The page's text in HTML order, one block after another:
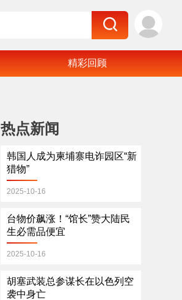
精彩回顾
热点新闻
韩国人成为柬埔寨电诈园区“新
猎物”
2025-10-16
台物价飙涨！“馆长”赞大陆民
生必需品便宜
2025-10-16
胡塞武装总参谋长在以色列空
袭中身亡